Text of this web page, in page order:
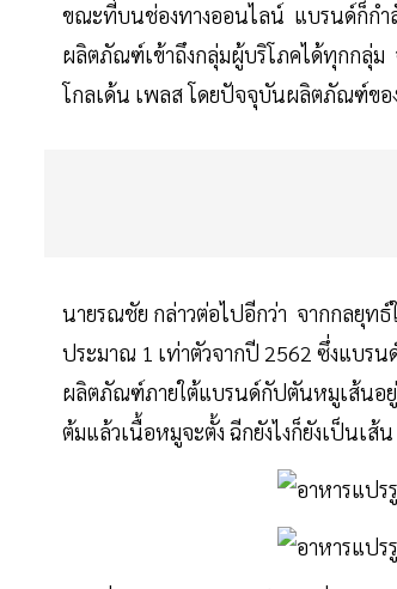
ขณะที่บนช่องทางออนไลน์ แบรนด์ก็กำ
ผลิตภัณฑ์เข้าถึงกลุ่มผู้บริโภคได้ทุกกลุ่ม
โกลเด้น เพลส โดยปัจจุบันผลิตภัณฑ์ข
นายรณชัย กล่าวต่อไปอีกว่า จากกลยุทธ์
ประมาณ 1 เท่าตัวจากปี 2562 ซึ่งแบร
ผลิตภัณฑ์ภายใต้แบรนด์กัปตันหมูเส้นอ
ต้มแล้วเนื้อหมูจะตั้ง ฉีกยังไงก็ยังเป็นเ